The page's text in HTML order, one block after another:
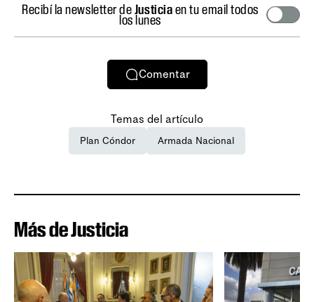
Recibí la newsletter deJusticiaen tu email todos
los lunes
Comentar
Temas del artículo
Plan Cóndor Armada Nacional
Más de Justicia